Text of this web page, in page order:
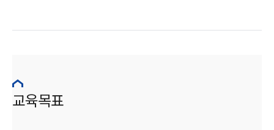
교육목표